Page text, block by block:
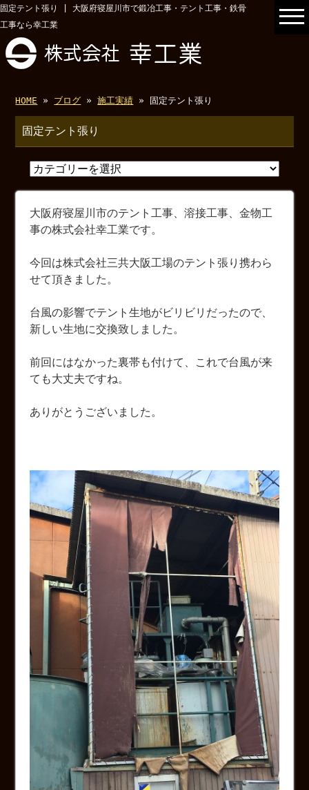
固定テント張り | 大阪府寝屋川市で鍛冶工事・テント工事・鉄骨
工事なら幸工業
HOME » ブログ »施工実績 » 固定テント張り
固定テント張り
大阪府寝屋川市のテント工事、溶接工事、金物工
事の株式会社幸工業です。
今回は株式会社三共大阪工場のテント張り携わら
せて頂きました。
台風の影響でテント生地がビリビリだったので、
新しい生地に交換致しました。
前回にはなかった裏帯も付けて、これで台風が来
ても大丈夫ですね。
ありがとうございました。